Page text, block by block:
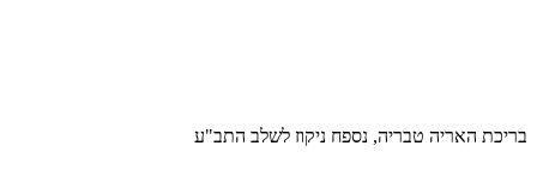
בריכת האריה טבריה, נספח ניקוז לשלב התב"ע